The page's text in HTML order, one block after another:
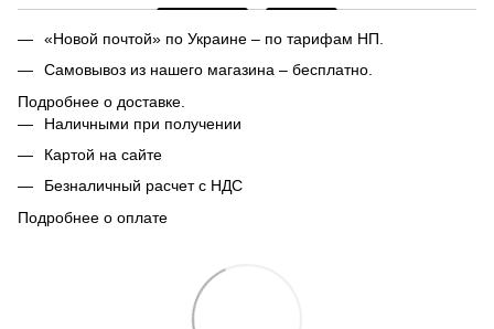
«Новой почтой» по Украине – по тарифам НП.
Самовывоз из нашего магазина – бесплатно.
Подробнее о доставке.
Наличными при получении
Картой на сайте
Безналичный расчет с НДС
Подробнее о оплате